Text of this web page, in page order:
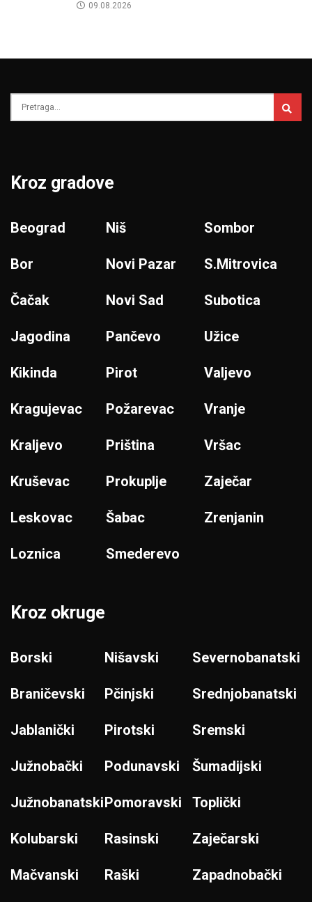
09.08.2026
Kroz gradove
Beograd
Bor
Čačak
Jagodina
Kikinda
Kragujevac
Kraljevo
Kruševac
Leskovac
Loznica
Niš
Novi Pazar
Novi Sad
Pančevo
Pirot
Požarevac
Priština
Prokuplje
Šabac
Smederevo
Sombor
S.Mitrovica
Subotica
Užice
Valjevo
Vranje
Vršac
Zaječar
Zrenjanin
Kroz okruge
Borski
Braničevski
Jablanički
Južnobački
Južnobanatski
Kolubarski
Mačvanski
Nišavski
Pčinjski
Pirotski
Podunavski
Pomoravski
Rasinski
Raški
Severnobanatski
Srednjobanatski
Sremski
Šumadijski
Toplički
Zaječarski
Zapadnobački